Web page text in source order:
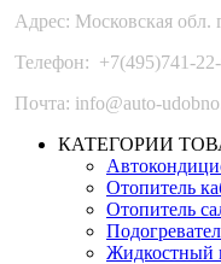
Адрес: Московская
Телефон: +7(495)741-
Почта: info@auto-
КАТЕГОРИИ
Отопитель
Отопитель
Жидкостный